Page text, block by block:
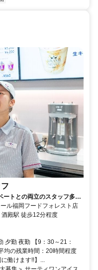
ートとの両立のスタッフ多数
ル福岡フードフォレスト店
殿駅 徒歩12分程度
夕勤 夜勤 【9：30～21：
均の残業時間：20時間程度
働けます!!】...